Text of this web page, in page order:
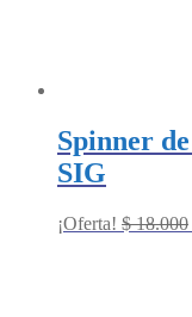
Spinner
SIG
¡Oferta! $18.000